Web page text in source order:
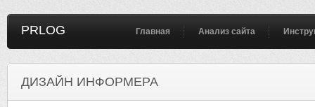
PRLOG Главная Анализ сайта
ДИЗАЙН ИНФОРМЕРА